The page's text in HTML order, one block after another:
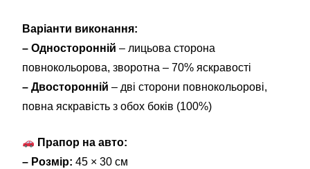
Варіанти виконання:
– Односторонній – лицьова сторона
повнокольорова, зворотна – 70% яскравості
– Двосторонній – дві сторони повнокольорові,
повна яскравість з обох боків (100%)
Прапор на авто:
– Розмір: 45 × 30 см